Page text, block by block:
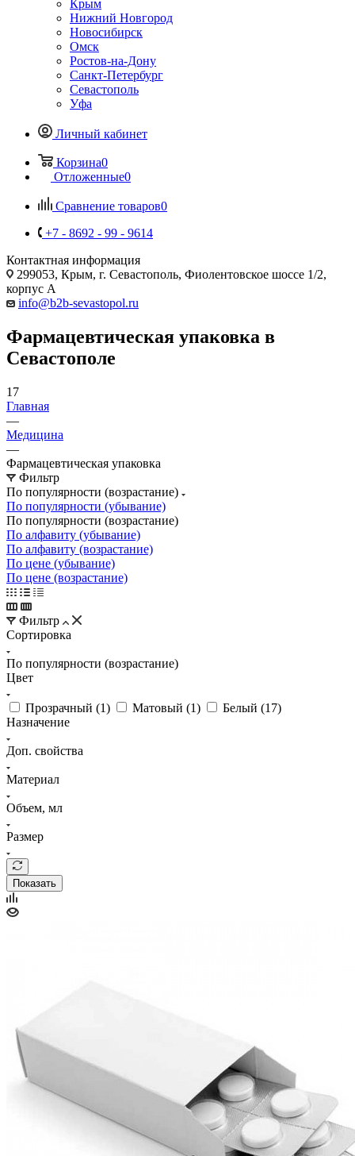
Крым
Нижний Новгород
Новосибирск
Омск
Ростов-на-Дону
Санкт-Петербург
Севастополь
Уфа
Личный кабинет
Корзина0
Отложенные0
Сравнение товаров0
+7 - 8692 - 99 - 9614
Контактная информация
299053, Крым, г. Севастополь, Фиолентовское шоссе 1/2,
корпус А
info@b2b-sevastopol.ru
Фармацевтическая упаковка в
Севастополе
17
Главная
—
Медицина
—
Фармацевтическая упаковка
Фильтр
По популярности (возрастание)
По популярности (убывание)
По популярности (возрастание)
По алфавиту (убывание)
По алфавиту (возрастание)
По цене (убывание)
По цене (возрастание)
Фильтр
Сортировка
По популярности (возрастание)
Цвет
Прозрачный (1) Матовый (1) Белый (17)
Назначение
Доп. свойства
Материал
Объем, мл
Размер
Показать